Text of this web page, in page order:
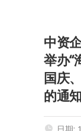
中资
举办“
国庆
的通知